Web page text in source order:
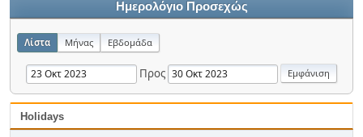
Ημερολόγιο Προσεχώς
Λίστα Μήνας Εβδομάδα
Προς
Holidays